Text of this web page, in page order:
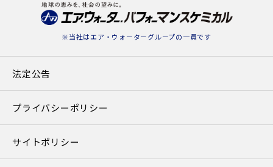
※当社はエア・ウォーターグループの一員です
法定公告
プライバシーポリシー
サイトポリシー